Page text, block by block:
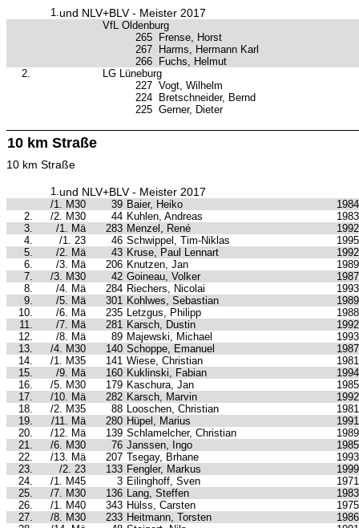
1.und NLV+BLV - Meister 2017
VfL Oldenburg
265
Frense, Horst
267
Harms, Hermann Karl
266
Fuchs, Helmut
2.
LG Lüneburg
227 Vogt, Wilhelm
224
Bretschneider, Bernd
225 Gerner, Dieter
10 km Straße
10 km Straße
1.und NLV+BLV - Meister 2017
/1. M30 39 Baier, Heiko
1984
2.
/2. M30 44 Kuhlen, Andreas
1983
3.
/1. Mä 283 Menzel, René
1992
4.
/1. 23 46 Schwippel, Tim-Niklas
1995
5.
/2. Mä 43 Kruse, Paul Lennart
1992
6.
/3. Mä 206 Knutzen, Jan
1989
7.
/3. M30 42 Goineau, Volker
1987
8.
/4. Mä 284 Riechers, Nicolai
1993
9.
/5. Mä 301 Kohlwes, Sebastian
1989
10.
/6. Mä 235 Letzgus, Philipp
1988
11.
/7. Mä 281 Karsch, Dustin
1992
12.
/8. Mä 89 Majewski, Michael
1993
13.
/4. M30 140 Schoppe, Emanuel
1987
14.
/1. M35 141 Wiese, Christian
1981
15.
/9. Mä 160 Kuklinski, Fabian
1994
16.
/5. M30 179 Kaschura, Jan
1985
17.
/10. Mä 282 Karsch, Marvin
1992
18.
/2. M35 88 Looschen, Christian
1981
19.
/11. Mä 280 Hüpel, Marius
1991
20.
/12. Mä 139 Schlamelcher, Christian
1989
21.
/6. M30 76 Janssen, Ingo
1985
22.
/13. Mä 207 Tsegay, Brhane
1993
23.
/2. 23 133 Fengler, Markus
1999
24.
/1. M45 3 Eilinghoff, Sven
1971
25.
/7. M30 136 Lang, Steffen
1983
26.
/1. M40 343 Hülss, Carsten
1975
27.
/8. M30 233 Heitmann, Torsten
1986